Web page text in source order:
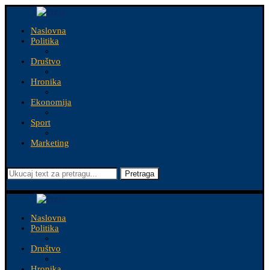
Naslovna
Politika
Društvo
Hronika
Ekonomija
Sport
Marketing
Pretraga
Naslovna
Politika
Društvo